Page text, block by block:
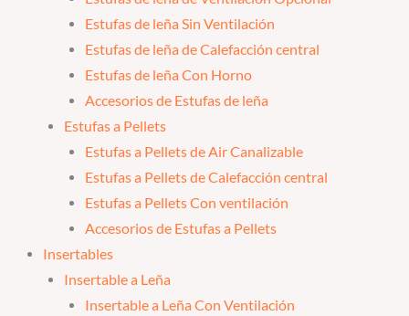
Estufas de leña Sin Ventilación
Estufas de leña de Calefacción central
Estufas de leña Con Horno
Accesorios de Estufas de leña
Estufas a Pellets
Estufas a Pellets de Air Canalizable
Estufas a Pellets de Calefacción central
Estufas a Pellets Con ventilación
Accesorios de Estufas a Pellets
Insertables
Insertable a Leña
Insertable a Leña Con Ventilación